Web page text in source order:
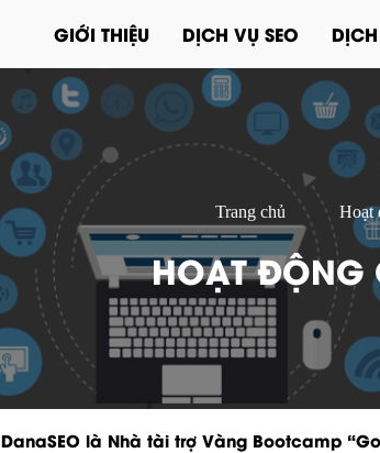
GIỚI THIỆU DỊCH VỤ SEO
Trang chủ Hoạt
HOẠT ĐỘNG
DanaSEO là Nhà tài trợ Vàng Bootcamp